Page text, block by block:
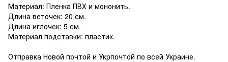
Материал: Пленка ПВХ и мононить.
Длина веточек: 20 см.
Длина иглочек: 5 см.
Материал подставки: пластик.
Отправка Новой почтой и Укрпочтой по всей Украине.